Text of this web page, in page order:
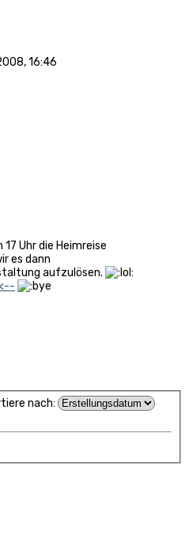
16:46
Uhr die Heimreise
es dann
aufzulösen.
nach: